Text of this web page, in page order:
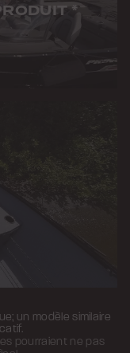
*
un modèle similaire
pourraient ne pas